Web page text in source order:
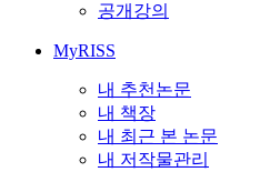
공개강의
MyRISS
내 추천논문
내 책장
내 최근 본 논문
내 저작물관리